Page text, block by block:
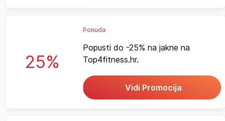
25%
Ponuda
Popusti do -25% na jakne na
Top4fitness.hr.
Vidi Promocija